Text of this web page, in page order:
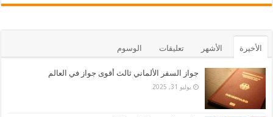
الأخيرة الأشهر تعليقات الوسوم
جواز السفر الألماني ثالث أقوى جواز في العالم
يوليو 31, 2025